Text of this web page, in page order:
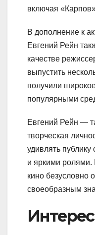
включая
В дополнение к
Евгений Рейн
качестве
выпустить
получили
популярными
Евгений Рейн —
творческая
удивлять
и яркими ролями.
кино безусловно
своеобразным